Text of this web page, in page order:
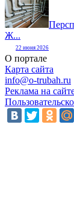
Ж...
22 июня 2026
О портале
Карта сайта
info@o-trubah.ru
Реклама на